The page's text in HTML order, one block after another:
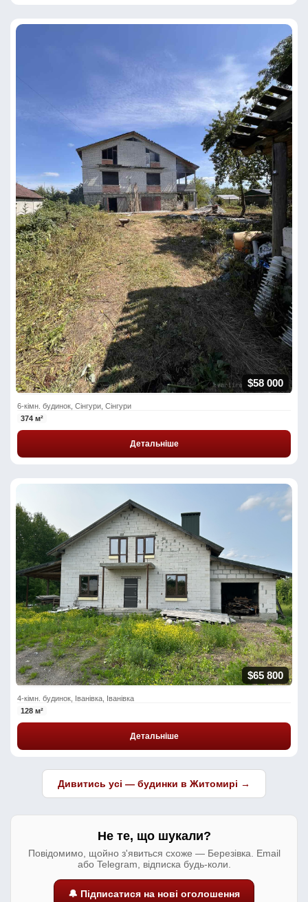
$58 000
6-кімн. будинок, Сінгури, Сінгури
374 м²
Детальніше
$65 800
4-кімн. будинок, Іванівка, Іванівка
128 м²
Детальніше
Дивитись усі — будинки в Житомирі →
Не те, що шукали?
Повідомимо, щойно з'явиться схоже — Березівка. Email
або Telegram, відписка будь-коли.
🔔 Підписатися на нові оголошення